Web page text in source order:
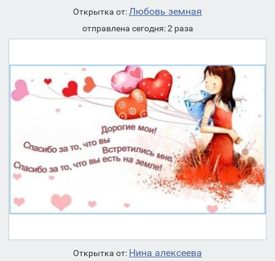
Открытка от:Любовь земная
отправлена сегодня: 2 раза
Открытка от: Нина алексеева